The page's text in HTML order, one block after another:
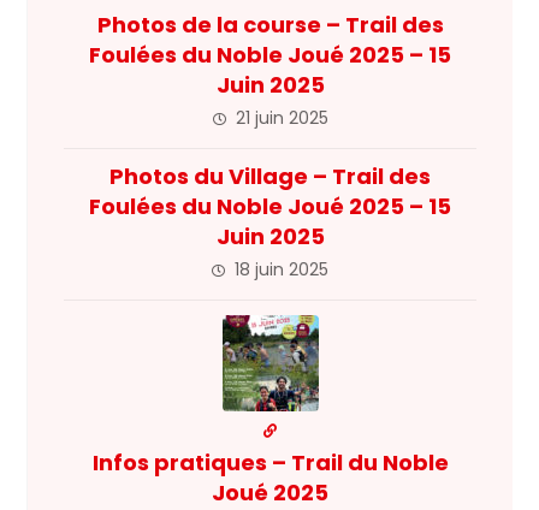
Photos de la course – Trail des
Foulées du Noble Joué 2025 – 15
Juin 2025
21 juin 2025
Photos du Village – Trail des
Foulées du Noble Joué 2025 – 15
Juin 2025
18 juin 2025
Infos pratiques – Trail du Noble
Joué 2025